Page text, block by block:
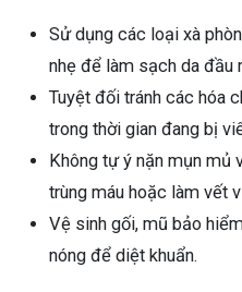
Sử dụng các loại xà
nhẹ để làm sạch da đầu
Tuyệt đối tránh các hóa
trong thời gian đang bị
Không tự ý nặn mụn mủ
trùng máu hoặc làm vết
Vệ sinh gối, mũ bảo
nóng để diệt khuẩn.